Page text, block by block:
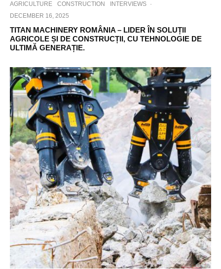
AGRICULTURE CONSTRUCTION INTERVIEWS ·
DECEMBER 16, 2025
TITAN MACHINERY ROMÂNIA – LIDER ÎN SOLUȚII
AGRICOLE ȘI DE CONSTRUCȚII, CU TEHNOLOGIE DE
ULTIMĂ GENERAȚIE.